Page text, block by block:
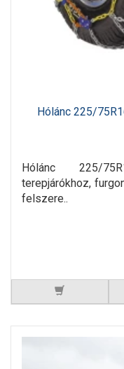
Hólánc 225/
Hólánc 225/
terepjárókhoz,
felszere..